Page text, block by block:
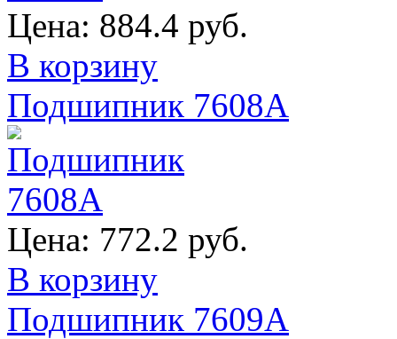
Цена: 884.4 руб.
В корзину
Подшипник 7608А
Цена: 772.2 руб.
В корзину
Подшипник 7609А